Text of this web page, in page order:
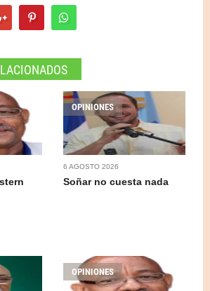
OPINIONES
6 AGOSTO 2026
Soñar no cuesta nada
OPINIONES